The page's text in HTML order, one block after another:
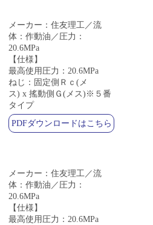
メーカー：住友理工／流
体：作動油／圧力：
20.6MPa
【仕様】
最高使用圧力：20.6MPa
ねじ：固定側Ｒｃ(メ
ス) x 搖動側Ｇ(メス)※５番
タイプ
PDFダウンロードはこちら
メーカー：住友理工／流
体：作動油／圧力：
20.6MPa
【仕様】
最高使用圧力：20.6MPa